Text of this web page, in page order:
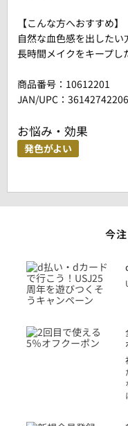
【こんな方へおすすめ】
自然な血色感を出したい
長時間メイクをキープし
商品番号： 10612201
JAN/UPC：
お悩み・効果
発色がよい
今